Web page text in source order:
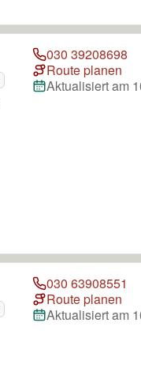
030 39208698
Route planen
Aktualisiert am
030 63908551
Route planen
Aktualisiert am